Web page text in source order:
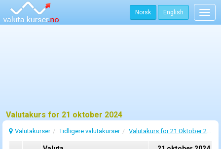
Norsk English
Valutakurs for 21 oktober 2024
Valutakurser Tidligere valutakurser Valutakurs for 21 Oktober 2024